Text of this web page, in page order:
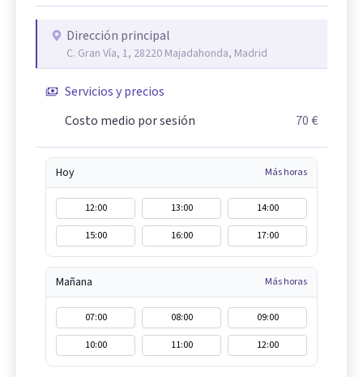
Dirección principal
C. Gran Vía, 1, 28220 Majadahonda, Madrid
Servicios y precios
Costo medio por sesión
70 €
Hoy Más horas
12:00 13:00
14:00
15:00
16:00 17:00
Mañana Más horas
07:00 08:00
09:00
10:00
11:00 12:00